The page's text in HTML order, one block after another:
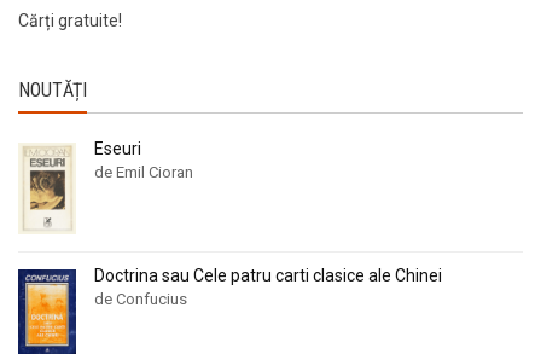
Cărți gratuite!
NOUTĂȚI
Eseuri
de Emil Cioran
Doctrina sau Cele patru carti clasice ale Chinei
de Confucius